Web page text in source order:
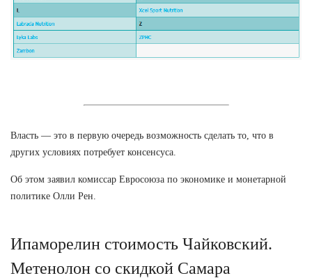
Власть — это в первую очередь возможность сделать то, что в
других условиях потребует консенсуса.
Об этом заявил комиссар Евросоюза по экономике и монетарной
политике Олли Рен.
Ипаморелин стоимость Чайковский.
Метенолон со скидкой Самара